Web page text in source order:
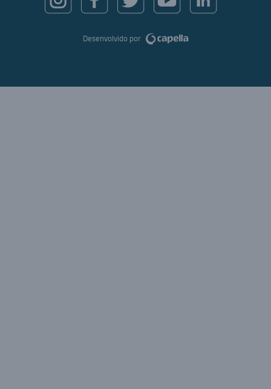
Desenvolvido por